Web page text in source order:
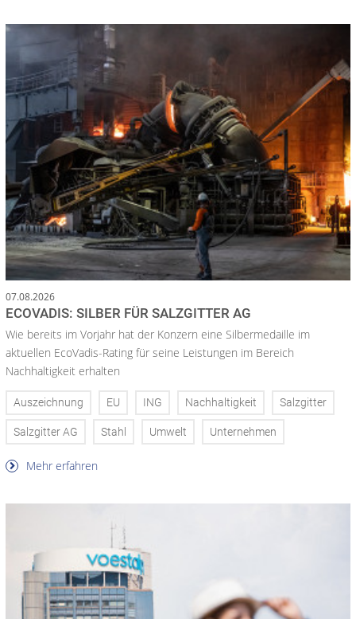
07.08.2026
ECOVADIS: SILBER FÜR SALZGITTER AG
Wie bereits im Vorjahr hat der Konzern eine Silbermedaille im
aktuellen EcoVadis-Rating für seine Leistungen im Bereich
Nachhaltigkeit erhalten
Auszeichnung EU ING Nachhaltigkeit Salzgitter
Salzgitter AG Stahl Umwelt Unternehmen
Mehr erfahren